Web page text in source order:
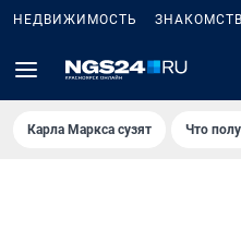
НЕДВИЖИМОСТЬ
Карла Маркса сузят Что